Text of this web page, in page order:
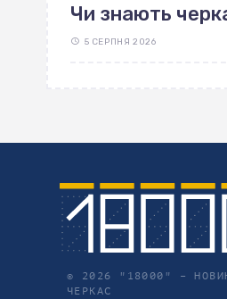
Чи знають
5 СЕРПНЯ 2026
© 2026 "18000" –
ЧЕРКАС